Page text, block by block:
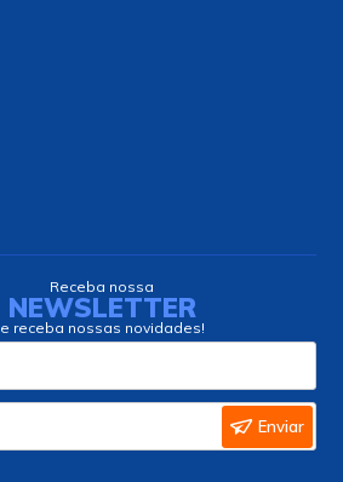
Receba nossa
NEWSLETTER
e receba nossas novidades!
Enviar